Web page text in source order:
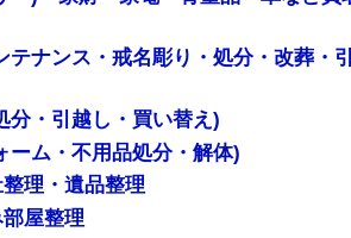
テナンス・戒名彫り・処分・改葬・
分・引越し・買い替え)
ーム・不用品処分・解体)
理・遺品整理
屋整理